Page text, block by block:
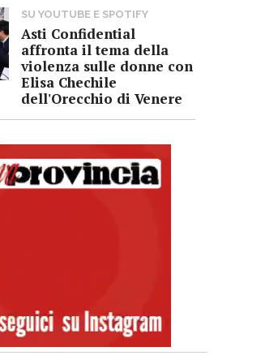
SU YOUTUBE E SPOTIFY
Asti Confidential
affronta il tema della
violenza sulle donne con
Elisa Chechile
dell'Orecchio di Venere